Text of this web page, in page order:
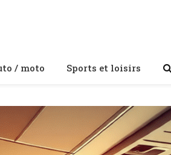
/ moto Sports et loisirs